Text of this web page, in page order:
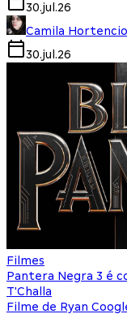
30.jul.26
Camila Hortencio
30.jul.26
Filmes
Pantera Negra 3 é
T'Challa
Filme de Ryan